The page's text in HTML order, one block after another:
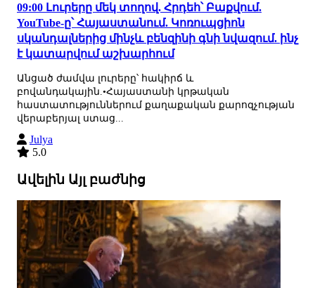
09:00 Լուրերը մեկ տողով. Հրդեհ՝ Բաքվում.
YouTube-ը՝ Հայաստանում. Կոռուպցիոն
սկանդալներից մինչև բենզինի գնի նվազում. ինչ
է կատարվում աշխարհում
Անցած ժամվա լուրերը՝ հակիրճ և
բովանդակային.•Հայաստանի կրթական
հաստատություններում քաղաքական քարոզչության
վերաբերյալ ստաց...
Julya
5.0
Ավելին Այլ բաժնից